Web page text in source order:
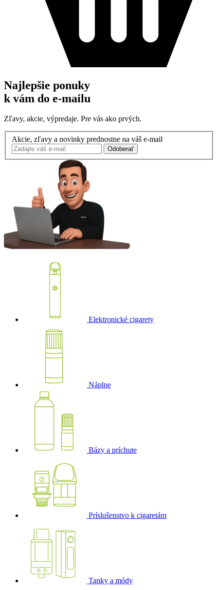
Najlepšie ponuky
k vám do e-mailu
Zľavy, akcie, výpredaje. Pre vás ako prvých.
Akcie, zľavy a novinky prednostne na váš e-mail
Odoberať
Elektronické cigarety
Náplne
Bázy a príchute
Príslušenstvo k cigaretám
Tanky a módy